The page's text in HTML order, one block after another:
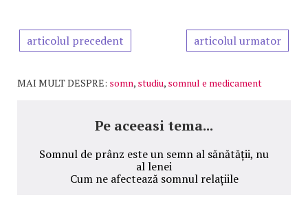
articolul precedent articolul urmator
MAI MULT DESPRE: somn, studiu, somnul e medicament
Pe aceeasi tema...
Somnul de prânz este un semn al sănătății, nu
al lenei
Cum ne afectează somnul relațiile